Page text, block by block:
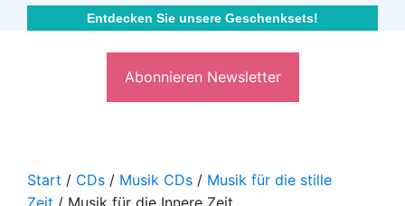
Entdecken Sie unsere Geschenksets!
Abonnieren Newsletter
Start / CDs / Musik CDs / Musik für die stille
Zeit / Musik für die Innere Zeit